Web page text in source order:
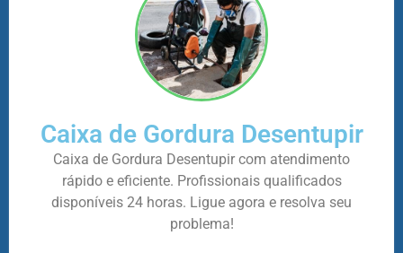
Caixa de Gordura Desentupir
Caixa de Gordura Desentupir com atendimento
rápido e eficiente. Profissionais qualificados
disponíveis 24 horas. Ligue agora e resolva seu
problema!